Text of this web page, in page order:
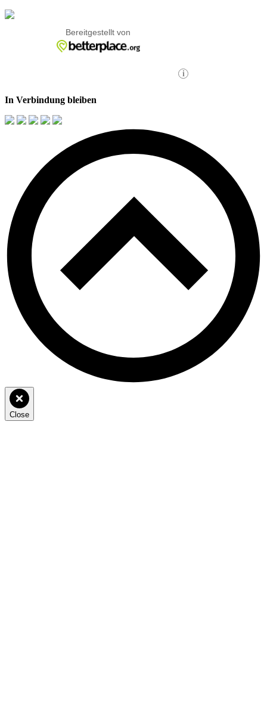
In Verbindung bleiben
Close